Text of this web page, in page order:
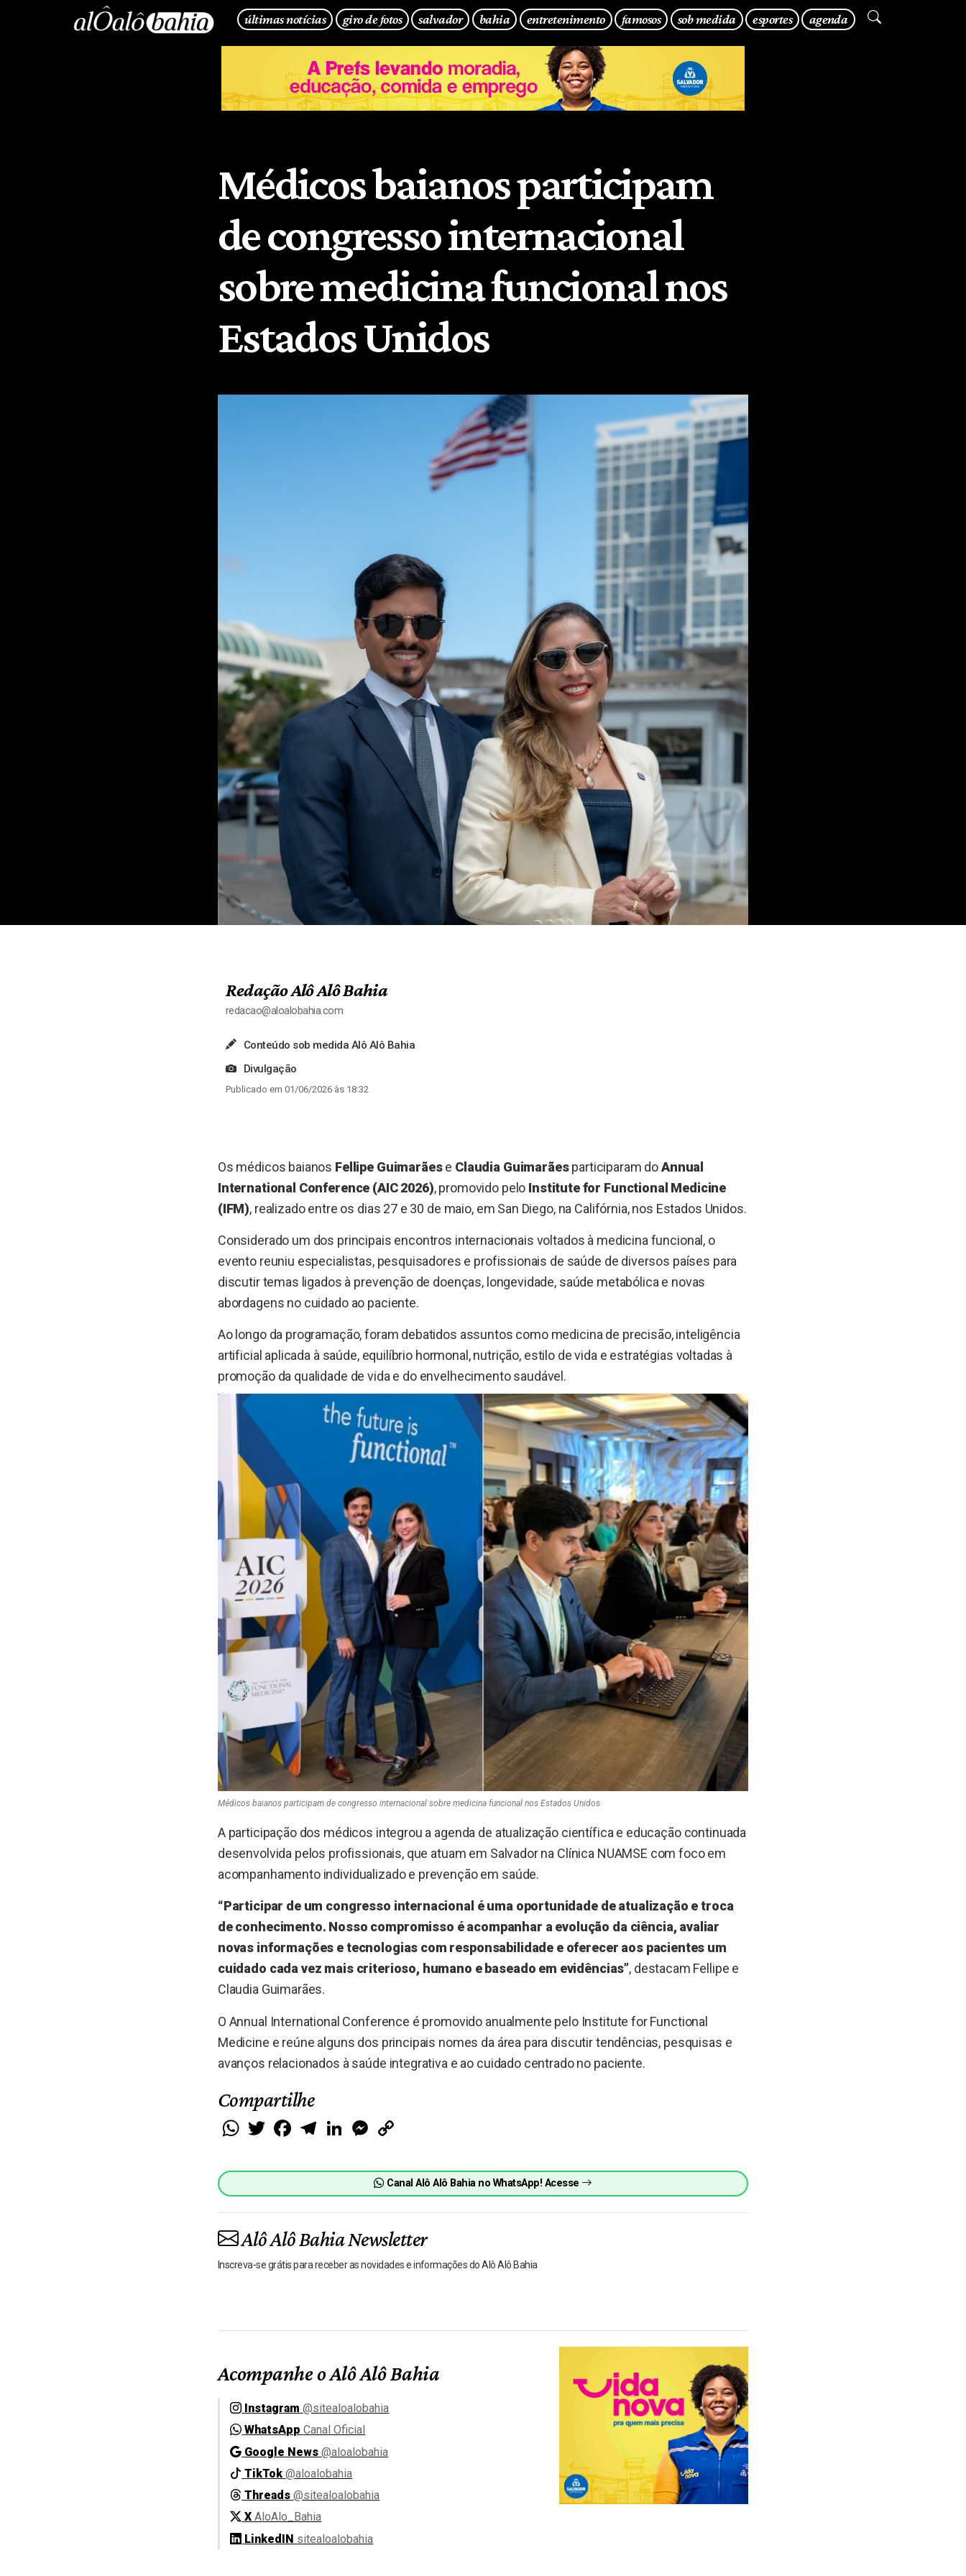
últimas notícias giro de fotos salvador bahia entretenimento famosos sob medida esportes agenda
Médicos baianos participam
de congresso internacional
sobre medicina funcional nos
Estados Unidos
Redação Alô Alô Bahia
redacao@aloalobahia.com
Conteúdo sob medida Alô Alô Bahia
Divulgação
Publicado em 01/06/2026 às 18:32
Os médicos baianos Fellipe Guimarãese Claudia Guimarãesparticiparam doAnnual
International Conference (AIC 2026), promovido pelo Institute for Functional Medicine
(IFM), realizado entre os dias 27 e 30 de maio, em San Diego, na Califórnia, nos Estados Unidos.
Considerado um dos principais encontros internacionais voltados à medicina funcional, o
evento reuniu especialistas, pesquisadores e profissionais de saúde de diversos países para
discutir temas ligados à prevenção de doenças, longevidade, saúde metabólica e novas
abordagens no cuidado ao paciente.
Ao longo da programação, foram debatidos assuntos como medicina de precisão, inteligência
artificial aplicada à saúde, equilíbrio hormonal, nutrição, estilo de vida e estratégias voltadas à
promoção da qualidade de vida e do envelhecimento saudável.
Médicos baianos participam de congresso internacional sobre medicina funcional nos Estados Unidos
A participação dos médicos integrou a agenda de atualização científica e educação continuada
desenvolvida pelos profissionais, que atuam em Salvador na Clínica NUAMSE com foco em
acompanhamento individualizado e prevenção em saúde.
“Participar de um congresso internacional é uma oportunidade de atualização e troca
de conhecimento. Nosso compromisso é acompanhar a evolução da ciência, avaliar
novas informações e tecnologias com responsabilidade e oferecer aos pacientes um
cuidado cada vez mais criterioso, humano e baseado em evidências”, destacam Fellipe e
Claudia Guimarães.
O Annual International Conference é promovido anualmente pelo Institute for Functional
Medicine e reúne alguns dos principais nomes da área para discutir tendências, pesquisas e
avanços relacionados à saúde integrativa e ao cuidado centrado no paciente.
Compartilhe
WhatsApp
Twitter FacebookTelegramLinkedIn Messenger
Canal Alô Alô Bahia no WhatsApp! Acesse
Alô Alô Bahia Newsletter
Inscreva-se grátis para receber as novidades e informações do Alô Alô Bahia
Acompanhe o Alô Alô Bahia
Instagram @sitealoalobahia
WhatsApp Canal Oficial
Google News @aloalobahia
TikTok @aloalobahia
Threads @sitealoalobahia
X AloAlo_Bahia
LinkedIN sitealoalobahia